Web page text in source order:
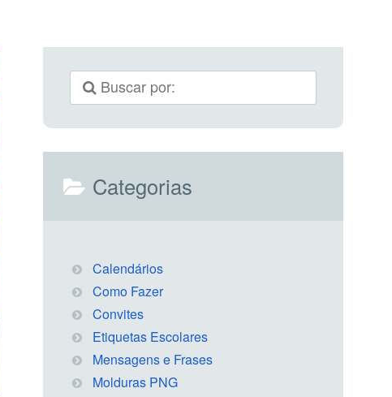
Categorias
Calendários
Como Fazer
Convites
Etiquetas Escolares
Mensagens e Frases
Molduras PNG